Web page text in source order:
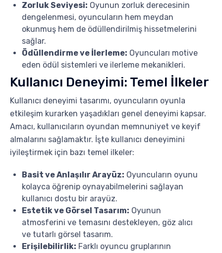
Zorluk Seviyesi: Oyunun zorluk derecesinin
dengelenmesi, oyuncuların hem meydan
okunmuş hem de ödüllendirilmiş hissetmelerini
sağlar.
Ödüllendirme ve İlerleme: Oyuncuları motive
eden ödül sistemleri ve ilerleme mekanikleri.
Kullanıcı Deneyimi: Temel İlkeler
Kullanıcı deneyimi tasarımı, oyuncuların oyunla
etkileşim kurarken yaşadıkları genel deneyimi kapsar.
Amacı, kullanıcıların oyundan memnuniyet ve keyif
almalarını sağlamaktır. İşte kullanıcı deneyimini
iyileştirmek için bazı temel ilkeler:
Basit ve Anlaşılır Arayüz: Oyuncuların oyunu
kolayca öğrenip oynayabilmelerini sağlayan
kullanıcı dostu bir arayüz.
Estetik ve Görsel Tasarım: Oyunun
atmosferini ve temasını destekleyen, göz alıcı
ve tutarlı görsel tasarım.
Erişilebilirlik: Farklı oyuncu gruplarının